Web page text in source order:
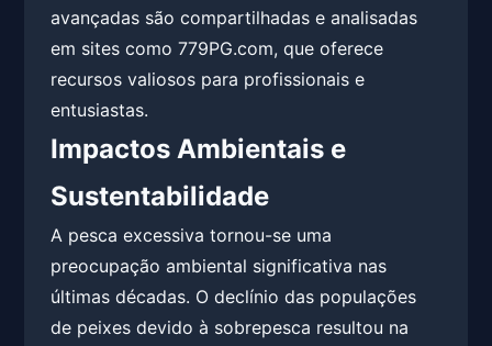
avançadas são compartilhadas e analisadas
em sites como 779PG.com, que oferece
recursos valiosos para profissionais e
entusiastas.
Impactos Ambientais e
Sustentabilidade
A pesca excessiva tornou-se uma
preocupação ambiental significativa nas
últimas décadas. O declínio das populações
de peixes devido à sobrepesca resultou na